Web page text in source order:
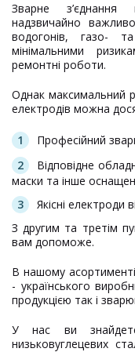
Зварне з’єднання
надзвичайно
водогонів, газо-
мінімальними
ремонтні роботи.
Однак максимальний
електродів можна
Професійний
Відповідне
маски та інше
Якісні електроди
З другим та третім
вам допоможе.
В нашому
- українського
продукцією так і
У нас ви
низьковуглецевих